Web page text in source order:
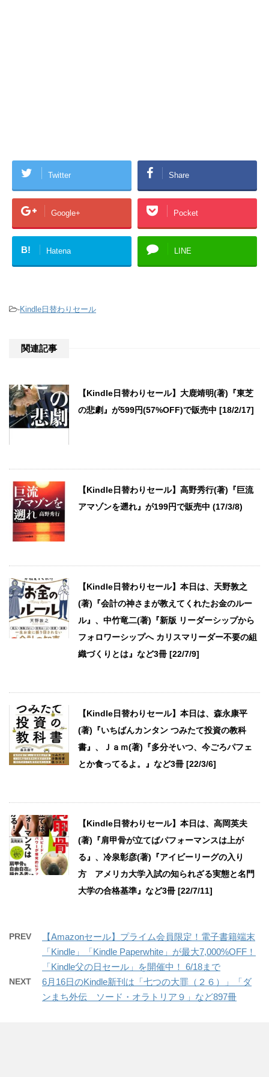
Twitter Share
Google+ Pocket
B! Hatena LINE
-Kindle日替わりセール
関連記事
【Kindle日替わりセール】大鹿靖明(著)『東芝
の悲劇』が599円(57%OFF)で販売中 [18/2/17]
【Kindle日替わりセール】高野秀行(著)『巨流
アマゾンを遡れ』が199円で販売中 (17/3/8)
【Kindle日替わりセール】本日は、天野敦之
(著)『会計の神さまが教えてくれたお金のルー
ル』、中竹竜二(著)『新版 リーダーシップから
フォロワーシップへ カリスマリーダー不要の組
織づくりとは』など3冊 [22/7/9]
【Kindle日替わりセール】本日は、森永康平
(著)『いちばんカンタン つみたて投資の教科
書』、Ｊａｍ(著)『多分そいつ、今ごろパフェ
とか食ってるよ。』など3冊 [22/3/6]
【Kindle日替わりセール】本日は、高岡英夫
(著)『肩甲骨が立てばパフォーマンスは上が
る』、冷泉彰彦(著)『アイビーリーグの入り
方 アメリカ大学入試の知られざる実態と名門
大学の合格基準』など3冊 [22/7/11]
PREV
【Amazonセール】プライム会員限定！電子書籍端末
「Kindle」「Kindle Paperwhite」が最大7,000%OFF！
「Kindle父の日セール」を開催中！ 6/18まで
NEXT
6月16日のKindle新刊は「七つの大罪（２６）」「ダ
ンまち外伝 ソード・オラトリア９」など897冊